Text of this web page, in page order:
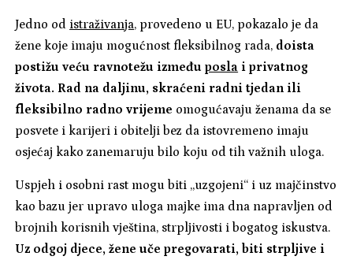
Jedno od istraživanja, provedeno u EU, pokazalo je da
žene koje imaju mogućnost fleksibilnog rada, doista
postižu veću ravnotežu izmeđuposla i privatnog
života. Rad na daljinu, skraćeni radni tjedan ili
fleksibilno radno vrijeme omogućavaju ženama da se
posvete i karijeri i obitelji bez da istovremeno imaju
osjećaj kako zanemaruju bilo koju od tih važnih uloga.
Uspjeh i osobni rast mogu biti „uzgojeni“ i uz majčinstvo
kao bazu jer upravo uloga majke ima dna napravljen od
brojnih korisnih vještina, strpljivosti i bogatog iskustva.
Uz odgoj djece, žene uče pregovarati, biti strpljive i